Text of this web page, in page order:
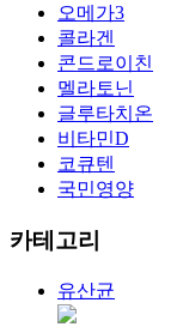
오메가3
콜라겐
콘드로이친
멜라토닌
글루타치온
비타민D
코큐텐
국민영양
카테고리
유산균